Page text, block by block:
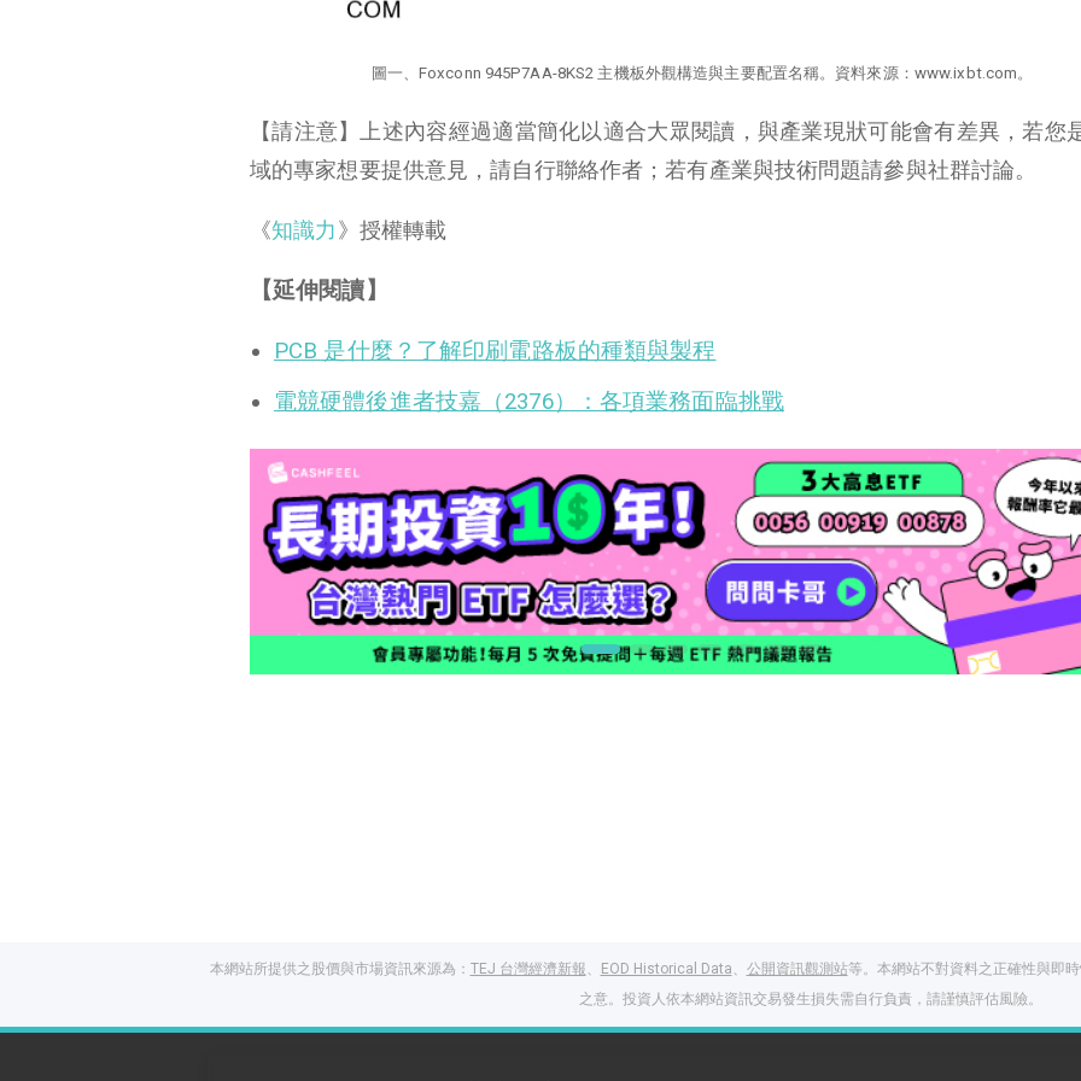
圖一、Foxconn 945P7AA-8KS2 主機板外觀構造與主要配置名稱。資料來源：www.ixbt.com。
【請注意】上述內容經過適當簡化以適合大眾閱讀，與產業現狀可能會有差異，若您
域的專家想要提供意見，請自行聯絡作者；若有產業與技術問題請參與社群討論。
《知識力》授權轉載
【延伸閱讀】
PCB 是什麼？了解印刷電路板的種類與製程
電競硬體後進者技嘉（2376）：各項業務面臨挑戰
本網站所提供之股價與市場資訊來源為： TEJ 台灣經濟新報、 EOD Historical Data、 公開資訊觀測站等。本網站不對資料之正確性與即
之意。投資人依本網站資訊交易發生損失需自行負責，請謹慎評估風險。